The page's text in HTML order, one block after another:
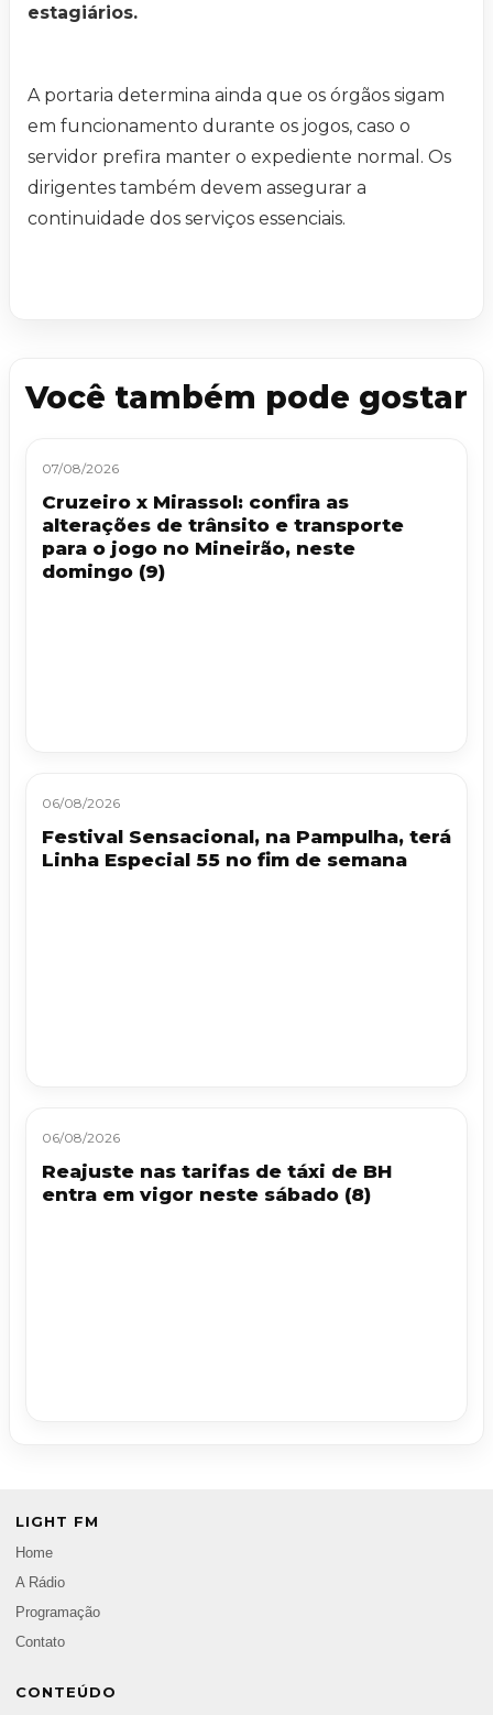
estagiários.
A portaria determina ainda que os órgãos sigam
em funcionamento durante os jogos, caso o
servidor prefira manter o expediente normal. Os
dirigentes também devem assegurar a
continuidade dos serviços essenciais.
Você também pode gostar
07/08/2026
Cruzeiro x Mirassol: confira as
alterações de trânsito e transporte
para o jogo no Mineirão, neste
domingo (9)
06/08/2026
Festival Sensacional, na Pampulha, terá
Linha Especial 55 no fim de semana
06/08/2026
Reajuste nas tarifas de táxi de BH
entra em vigor neste sábado (8)
LIGHT FM
Home
A Rádio
Programação
Contato
CONTEÚDO